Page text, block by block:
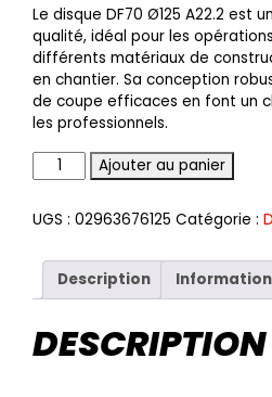
Le disque DF70 Ø125 A22.2 est
qualité, idéal pour les
différents matériaux de
en chantier. Sa conception
de coupe efficaces en font un
les professionnels.
QuantitéAjouter au panier
UGS : 02963676125 Catégorie :
Description
DESCRIPTION